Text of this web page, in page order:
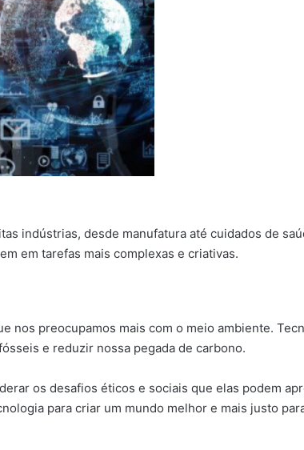
indústrias, desde manufatura até cuidados de
em tarefas mais complexas e criativas.
nos preocupamos mais com o meio ambiente.
e reduzir nossa pegada de carbono.
os desafios éticos e sociais que elas podem
para criar um mundo melhor e mais justo